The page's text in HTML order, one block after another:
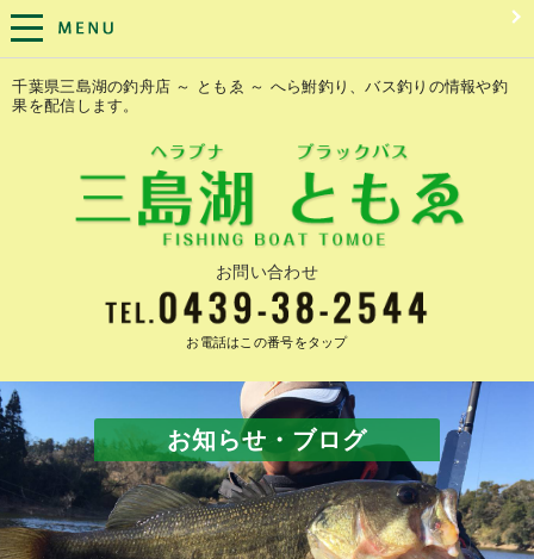
千葉県三島湖の釣舟店 ～ ともゑ ～ へら鮒釣り、バス釣りの情報や釣
果を配信します。
お問い合わせ
お電話はこの番号をタップ
お知らせ・ブログ